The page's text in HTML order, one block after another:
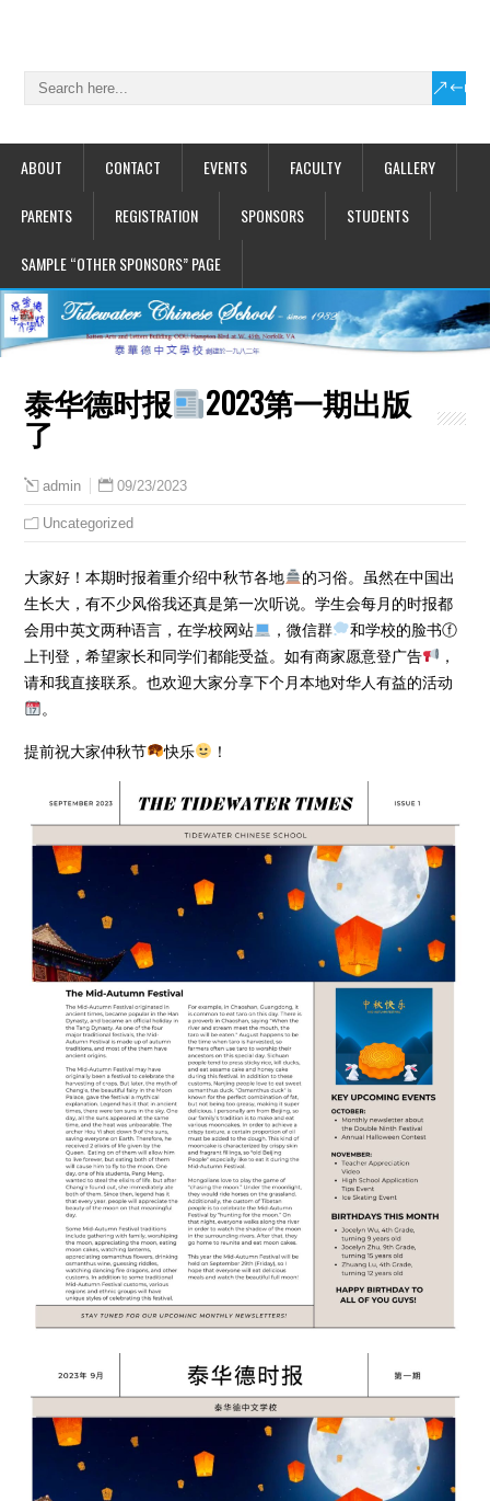
ABOUT CONTACT EVENTS FACULTY GALLERY
PARENTS REGISTRATION SPONSORS STUDENTS
SAMPLE “OTHER SPONSORS” PAGE
泰华德时报 2023第一期出版
了
admin 09/23/2023
Uncategorized
大家好！本期时报着重介绍中秋节各地
的习俗。虽然在中国出
生长大，有不少风俗我还真是第一次听说。学生会每月的时报都
会用中英文两种语言，在学校网站
，微信群
和学校的脸书ⓕ
上刊登，希望家长和同学们都能受益。如有商家愿意登广告
，
请和我直接联系。也欢迎大家分享下个月本地对华人有益的活动
。
提前祝大家仲秋节 快乐 ！